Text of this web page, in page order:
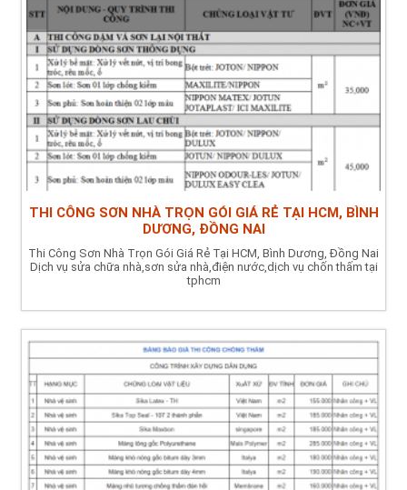
THI CÔNG SƠN NHÀ TRỌN GÓI GIÁ RẺ TẠI HCM, BÌNH
DƯƠNG, ĐỒNG NAI
Thi Công Sơn Nhà Trọn Gói Giá Rẻ Tại HCM, Bình Dương, Đồng Nai
Dịch vụ sửa chữa nhà,sơn sửa nhà,điện nước,dịch vụ chốn thấm tại
tphcm